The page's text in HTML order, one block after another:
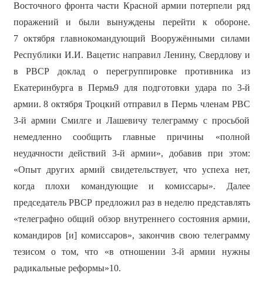
Восточного фронта части Красной армии потерпели ряд
поражений и были вынуждены перейти к обороне.
7 октября главнокомандующий Вооружёнными силами
Республики И.И. Вацетис направил Ленину, Свердлову и
в РВСР доклад о перегруппировке противника из
Екатеринбурга в Пермь9 для подготовки удара по 3-й
армии. 8 октября Троцкий отправил в Пермь членам РВС
3-й армии Смилге и Лашевичу телеграмму с просьбой
немедленно сообщить главные причины «полной
неудачности действий 3-й армии», добавив при этом:
«Опыт других армий свидетельствует, что успеха нет,
когда плохи командующие и комиссары». Далее
председатель РВСР предложил раз в неделю представлять
«телеграфно общий обзор внутреннего состояния армии,
командиров [и] комиссаров», закончив свою телеграмму
тезисом о том, что «в отношении 3-й армии нужны
радикальные реформы»10.